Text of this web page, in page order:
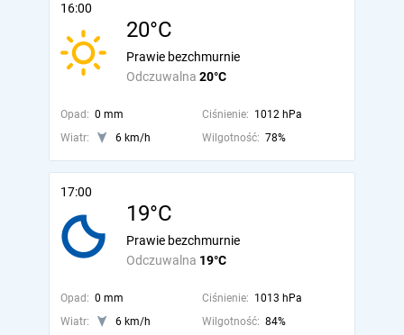
16:00
20°C
Odczuwalna 20°C
Prawie bezchmurnie
Opad: 0 mm Ciśnienie: 1012 hPa
Wiatr:
6 km/h Wilgotność: 78%
17:00
19°C
Odczuwalna 19°C
Prawie bezchmurnie
Opad: 0 mm Ciśnienie: 1013 hPa
Wiatr:
6 km/h Wilgotność: 84%